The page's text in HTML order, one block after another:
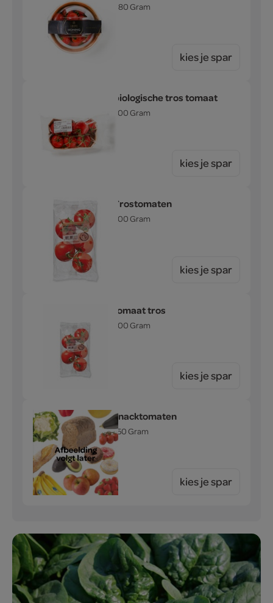
180 Gram
kies je spar
biologische tros tomaat
500 Gram
kies je spar
Trostomaten
500 Gram
kies je spar
tomaat tros
500 Gram
kies je spar
snacktomaten
250 Gram
kies je spar